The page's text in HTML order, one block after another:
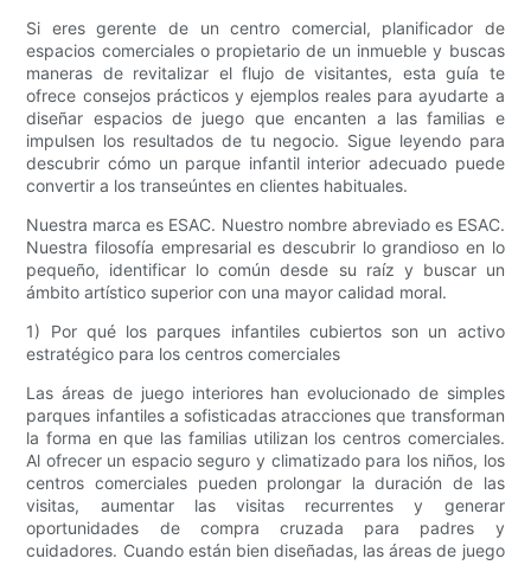
Si eres gerente de un centro comercial, planificador de
espacios comerciales o propietario de un inmueble y buscas
maneras de revitalizar el flujo de visitantes, esta guía te
ofrece consejos prácticos y ejemplos reales para ayudarte a
diseñar espacios de juego que encanten a las familias e
impulsen los resultados de tu negocio. Sigue leyendo para
descubrir cómo un parque infantil interior adecuado puede
convertir a los transeúntes en clientes habituales.
Nuestra marca es ESAC. Nuestro nombre abreviado es ESAC.
Nuestra filosofía empresarial es descubrir lo grandioso en lo
pequeño, identificar lo común desde su raíz y buscar un
ámbito artístico superior con una mayor calidad moral.
1) Por qué los parques infantiles cubiertos son un activo
estratégico para los centros comerciales
Las áreas de juego interiores han evolucionado de simples
parques infantiles a sofisticadas atracciones que transforman
la forma en que las familias utilizan los centros comerciales.
Al ofrecer un espacio seguro y climatizado para los niños, los
centros comerciales pueden prolongar la duración de las
visitas, aumentar las visitas recurrentes y generar
oportunidades de compra cruzada para padres y
cuidadores. Cuando están bien diseñadas, las áreas de juego